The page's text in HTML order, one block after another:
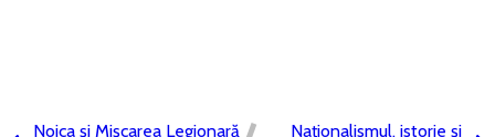
Noica și Mișcarea Legionară
Naționalismul, istorie și